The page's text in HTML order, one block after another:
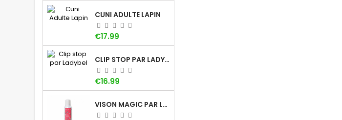
CUNI ADULTE LAPIN
Price
€17.99
CLIP STOP PAR LADYBEL
Price
€16.99
VISON MAGIC PAR LADYBEL